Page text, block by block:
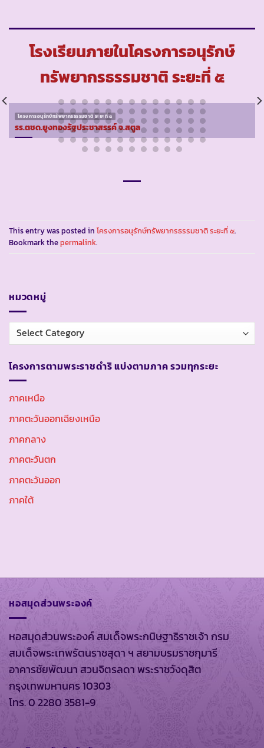
โรงเรียนภายในโครงการอนุรักษ์
ทรัพยากรธรรมชาติ ระยะที่ ๕
โครงการอนุรักษ์ทรัพยากรธรรมชาติ ระยะที่ ๕
รร.ตชด.ยูงทองรัฐประชาสรรค์ จ.สตูล
This entry was posted in โครงการอนุรักษ์ทรัพยากรธรรมชาติ ระยะที่ ๕.
Bookmark thepermalink.
หมวดหมู่
หมวด
หมู่
โครงการตามพระราชดำริ แบ่งตามภาค รวมทุกระยะ
ภาคเหนือ
ภาคตะวันออกเฉียงเหนือ
ภาคกลาง
ภาคตะวันตก
ภาคตะวันออก
ภาคใต้
หอสมุดส่วนพระองค์
หอสมุดส่วนพระองค์ สมเด็จพระกนิษฐาธิราชเจ้า กรม
สมเด็จพระเทพรัตนราชสุดา ฯ สยามบรมราชกุมารี
อาคารชัยพัฒนา สวนจิตรลดา พระราชวังดุสิต
กรุงเทพมหานคร 10303
โทร. 0 2280 3581-9